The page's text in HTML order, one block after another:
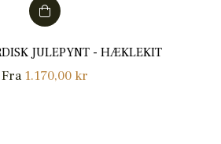
JULEPYNT - HÆKLEKIT
Fra 1.170,00 kr